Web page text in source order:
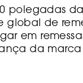
polegadas
de
em
da